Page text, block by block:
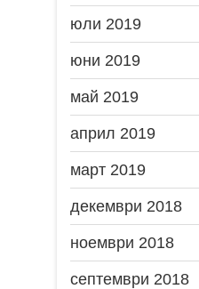
юли 2019
юни 2019
май 2019
април 2019
март 2019
декември 2018
ноември 2018
септември 2018